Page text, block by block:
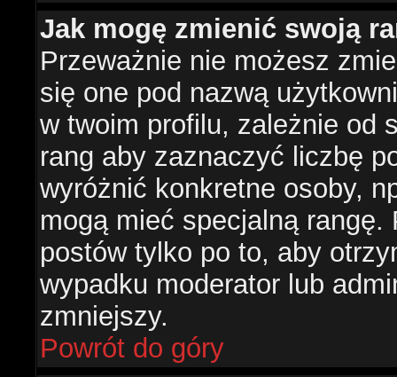
Jak mogę zmienić swoją
Przeważnie nie możesz
się one pod nazwą
w twoim profilu, zależnie od
rang aby zaznaczyć liczbę
wyróżnić konkretne osoby,
mogą mieć specjalną
postów tylko po to, aby
wypadku moderator lub
zmniejszy.
Powrót do góry